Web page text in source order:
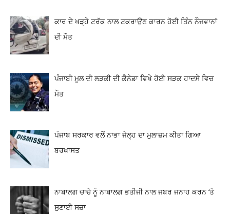
ਕਾਰ ਦੇ ਖੜ੍ਹੇ ਟਰੱਕ ਨਾਲ ਟਕਰਾਉਣ ਕਾਰਨ ਹੋਈ ਤਿੰਨ ਨੌਜਵਾਨਾਂ
ਦੀ ਮੌਤ
ਪੰਜਾਬੀ ਮੂਲ ਦੀ ਲੜਕੀ ਦੀ ਕੈਨੇਡਾ ਵਿਖੇ ਹੋਈ ਸੜਕ ਹਾਦਸੇ ਵਿਚ
ਮੌਤ
ਪੰਜਾਬ ਸਰਕਾਰ ਵਲੋਂ ਨਾਭਾ ਜੇਲ੍ਹ ਦਾ ਮੁਲਾਜ਼ਮ ਕੀਤਾ ਗਿਆ
ਬਰਖਾਸਤ
ਨਾਬਾਲਗ ਚਾਚੇ ਨੂੰ ਨਾਬਾਲਗ ਭਤੀਜੀ ਨਾਲ ਜਬਰ ਜਨਾਹ ਕਰਨ ‘ਤੇ
ਸੁਣਾਈ ਸਜ਼ਾ